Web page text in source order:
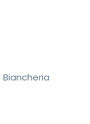
Biancheria